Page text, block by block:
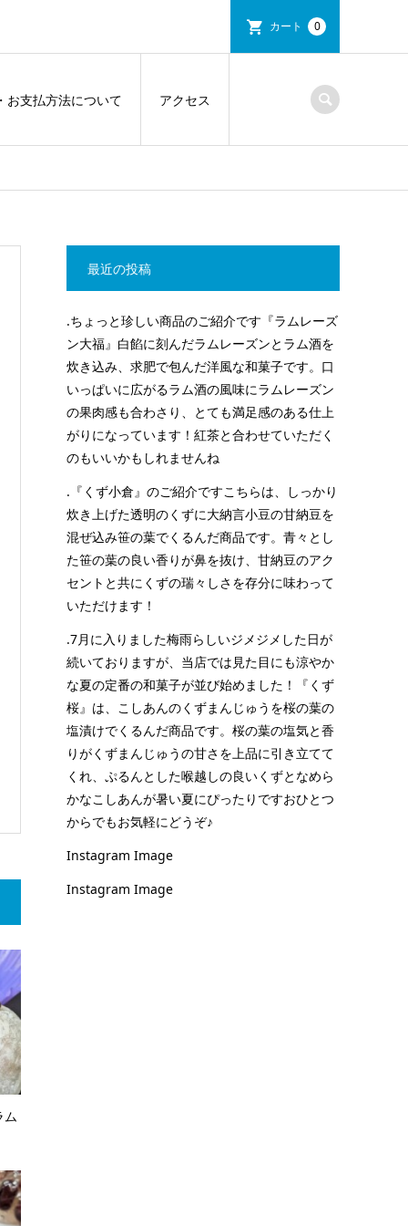
カート 0
お支払方法について アクセス
ム
最近の投稿
.ちょっと珍しい商品のご紹介です『ラムレーズ
ン大福』白餡に刻んだラムレーズンとラム酒を
炊き込み、求肥で包んだ洋風な和菓子です。口
いっぱいに広がるラム酒の風味にラムレーズン
の果肉感も合わさり、とても満足感のある仕上
がりになっています！紅茶と合わせていただく
のもいいかもしれませんね
.『くず小倉』のご紹介ですこちらは、しっかり
炊き上げた透明のくずに大納言小豆の甘納豆を
混ぜ込み笹の葉でくるんだ商品です。青々とし
た笹の葉の良い香りが鼻を抜け、甘納豆のアク
セントと共にくずの瑞々しさを存分に味わって
いただけます！
.7月に入りました梅雨らしいジメジメした日が
続いておりますが、当店では見た目にも涼やか
な夏の定番の和菓子が並び始めました！『くず
桜』は、こしあんのくずまんじゅうを桜の葉の
塩漬けでくるんだ商品です。桜の葉の塩気と香
りがくずまんじゅうの甘さを上品に引き立てて
くれ、ぷるんとした喉越しの良いくずとなめら
かなこしあんが暑い夏にぴったりですおひとつ
からでもお気軽にどうぞ♪
Instagram Image
Instagram Image